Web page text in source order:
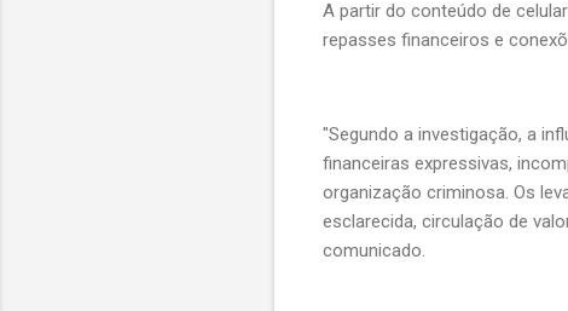
A partir do conteúdo de
repasses financeiros e
"Segundo a investigação, a
financeiras expressivas,
organização criminosa. Os
esclarecida, circulação de
comunicado.